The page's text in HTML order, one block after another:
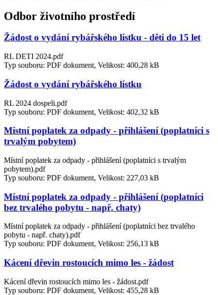
Odbor životního prostředí
Žádost o vydání rybářského lístku - děti do 15 let
RL DETI 2024.pdf
Typ souboru: PDF dokument, Velikost: 400,28 kB
Žádost o vydání rybářského lístku
RL 2024 dospeli.pdf
Typ souboru: PDF dokument, Velikost: 402,32 kB
Místní poplatek za odpady - přihlášení (poplatníci s
trvalým pobytem)
Místní poplatek za odpady - přihlášení (poplatníci s trvalým
pobytem).pdf
Typ souboru: PDF dokument, Velikost: 227,03 kB
Místní poplatek za odpady - přihlášení (poplatníci
bez trvalého pobytu - např. chaty)
Místní poplatek za odpady - přihlášení (poplatníci bez trvalého
pobytu - např. chaty).pdf
Typ souboru: PDF dokument, Velikost: 256,13 kB
Kácení dřevin rostoucích mimo les - žádost
Kácení dřevin rostoucích mimo les - žádost.pdf
Typ souboru: PDF dokument, Velikost: 455,28 kB